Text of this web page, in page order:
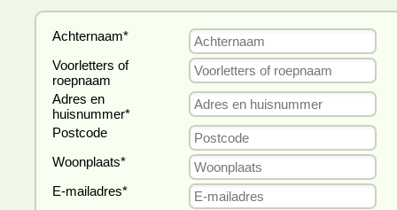
Achternaam*
Voorletters of
roepnaam
Adres en
huisnummer*
Postcode
Woonplaats*
E-mailadres*